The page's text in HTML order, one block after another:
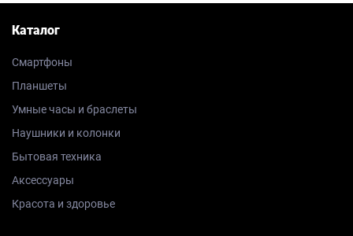
Каталог
Смартфоны
Планшеты
Умные часы и браслеты
Наушники и колонки
Бытовая техника
Аксессуары
Красота и здоровье